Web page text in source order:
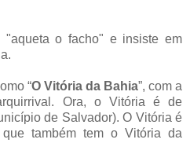
"aqueta o facho" e insiste em
“O Vitória da Bahia”, com a
Ora, o Vitória é de
de Salvador). O Vitória é
também tem o Vitória da